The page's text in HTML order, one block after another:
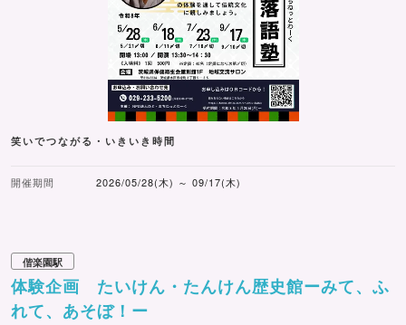
笑いでつながる・いきいき時間
開催期間 2026/05/28(木) ～ 09/17(木)
偕楽園駅
体験企画 たいけん・たんけん歴史館ーみて、ふ
れて、あそぼ！ー